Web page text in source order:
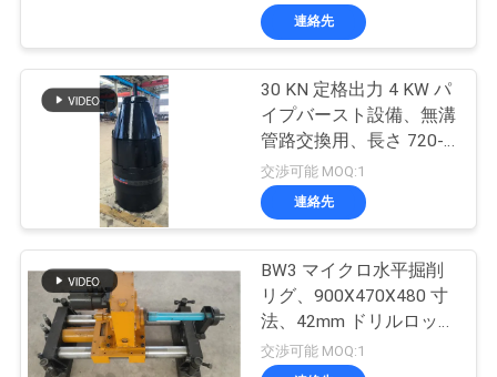
に
つ
井戸掘削パイプ
67
めの1.2-1.6 m3/min 空気
体積
連絡先
30 KN 定格出力 4 KW パ
イプバースト設備、無溝
管路交換用、長さ 720-
895 mm
交渉可能 MOQ:1
連絡先
BW3 マイクロ水平掘削
リグ、900X470X480 寸
法、42mm ドリルロッド
直径、350mm ドリルロ
ッド長
交渉可能 MOQ:1